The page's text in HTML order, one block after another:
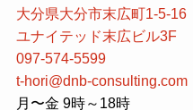
大分県大分市末広町1-5-16
ユナイテッド末広ビル3F
097-574-5599
t-hori@dnb-consulting.com
月〜金 9時～18時